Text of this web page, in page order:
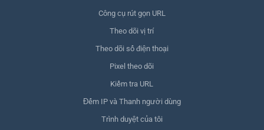
Công cụ rút gọn URL
Theo dõi vị trí
Theo dõi số điện thoại
Pixel theo dõi
Kiểm tra URL
Đếm IP và Thanh người dùng
Trình duyệt của tôi